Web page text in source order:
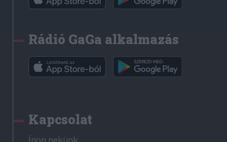
Rádió GaGa alkalmazás
Kapcsolat
Írjon nekünk